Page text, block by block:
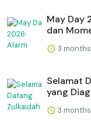
May Day
dan
3
Selamat
yang
3